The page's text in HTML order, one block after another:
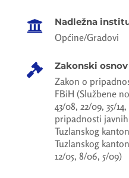
 Nadležna
Općine/Gradovi
 Zakonski osnov
Zakon o
FBiH (Službene
43/08, 22/09, 35/
pripadnosti
Tuzlanskog
Tuzlanskog
12/05, 8/06, 5/09)